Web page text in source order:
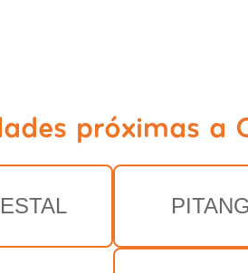
próximas a